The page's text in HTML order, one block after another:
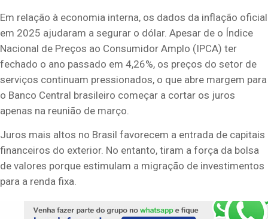
Em relação à economia interna, os dados da inflação oficial
em 2025 ajudaram a segurar o dólar. Apesar de o Índice
Nacional de Preços ao Consumidor Amplo (IPCA) ter
fechado o ano passado em 4,26%, os preços do setor de
serviços continuam pressionados, o que abre margem para
o Banco Central brasileiro começar a cortar os juros
apenas na reunião de março.
Juros mais altos no Brasil favorecem a entrada de capitais
financeiros do exterior. No entanto, tiram a força da bolsa
de valores porque estimulam a migração de investimentos
para a renda fixa.